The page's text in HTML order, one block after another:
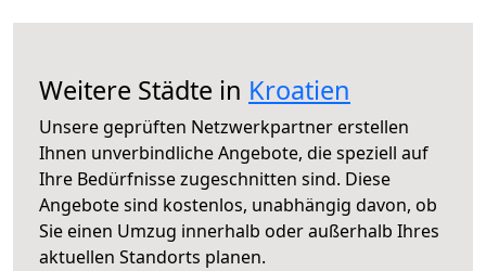
Weitere Städte in Kroatien
Unsere geprüften Netzwerkpartner erstellen
Ihnen unverbindliche Angebote, die speziell auf
Ihre Bedürfnisse zugeschnitten sind. Diese
Angebote sind kostenlos, unabhängig davon, ob
Sie einen Umzug innerhalb oder außerhalb Ihres
aktuellen Standorts planen.